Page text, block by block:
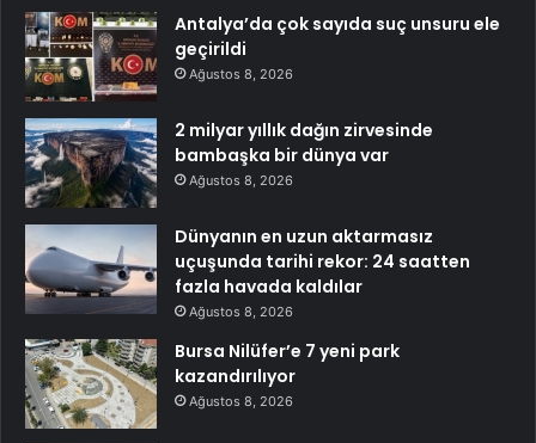
Antalya’da çok sayıda suç unsuru ele
geçirildi
Ağustos 8, 2026
2 milyar yıllık dağın zirvesinde
bambaşka bir dünya var
Ağustos 8, 2026
Dünyanın en uzun aktarmasız
uçuşunda tarihi rekor: 24 saatten
fazla havada kaldılar
Ağustos 8, 2026
Bursa Nilüfer’e 7 yeni park
kazandırılıyor
Ağustos 8, 2026